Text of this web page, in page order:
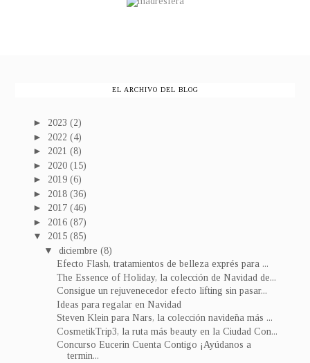
EL ARCHIVO DEL BLOG
► 2023 (2)
► 2022 (4)
► 2021 (8)
► 2020 (15)
► 2019 (6)
► 2018 (36)
► 2017 (46)
► 2016 (87)
▼ 2015 (85)
▼diciembre(8)
Efecto Flash, tratamientos de belleza exprés para ...
The Essence of Holiday, la colección de Navidad de...
Consigue un rejuvenecedor efecto lifting sin pasar...
Ideas para regalar en Navidad
Steven Klein para Nars, la colección navideña más ...
CosmetikTrip3, la ruta más beauty en la Ciudad Con...
Concurso Eucerin Cuenta Contigo ¡Ayúdanos a
termin...